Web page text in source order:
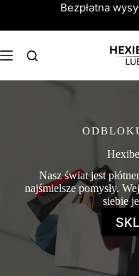
treści
Bezpłatna
Nasz świat jest
najśmielsze pomysły.
siebie